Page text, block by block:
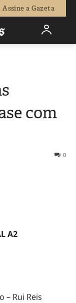
Assine a Gazeta
com
0
A2
– Rui Reis